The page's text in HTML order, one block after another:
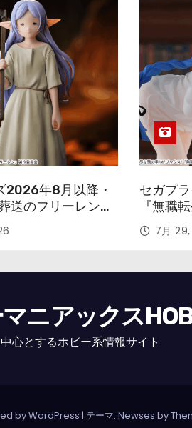
2026年8月以降・
送のフリーレン』
くことになっっ
ーレン」を立体
セガプ
『無職
本気だ
のフィギ
7月
ニアックス
心とするホビー系情報サイト
by WordPress | テーマ: Newses by